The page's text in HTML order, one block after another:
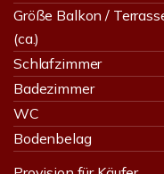
Größe Balkon /
(ca.)
Schlafzimmer
Badezimmer
WC
Bodenbelag